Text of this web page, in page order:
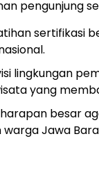
pengunjung
sertifikasi
lingkungan
yang
besar
Jawa